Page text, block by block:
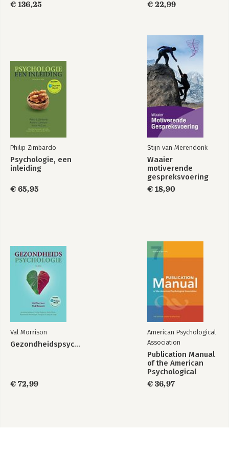
Persoonlijk schrijven
€ 136,25 € 22,99
Philip Zimbardo
Psychologie, een
inleiding
€ 65,95
Stijn van Merendonk
Waaier
motiverende
gespreksvoering
€ 18,90
Val Morrison
Gezondheidspsychologie
€ 72,99
American Psychological
Association
Publication Manual
of the American
Psychological
Association 2020
€ 36,97